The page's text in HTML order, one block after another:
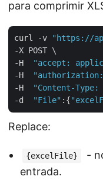
para comprimir
curl -v
"https://
-X POST \
-H
"accept:
-H
"authorization:
-H
"Content-
-d
"File" :{
Replace:
{excelFile}
-
entrada.